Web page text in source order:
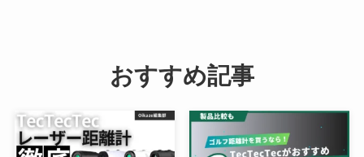
おすすめ記事